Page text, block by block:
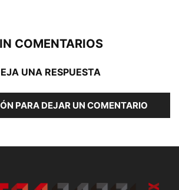
COMENTARIOS
UNA RESPUESTA
PARA DEJAR UN COMENTARIO